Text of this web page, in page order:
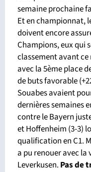
semaine prochaine
Et en championnat,
doivent encore
Champions, eux qui
classement avant
avec la 5ème place
de buts favorable
Souabes avaient
dernières semaines
contre le Bayern
et Hoffenheim (3-3)
qualification en C1.
a pu renouer avec
Leverkusen. Pas de